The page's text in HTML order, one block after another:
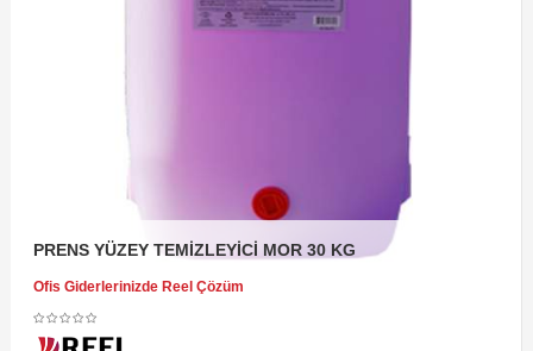
PRENS YÜZEY TEMİZLEYİCİ MOR 30 KG
Ofis Giderlerinizde Reel Çözüm